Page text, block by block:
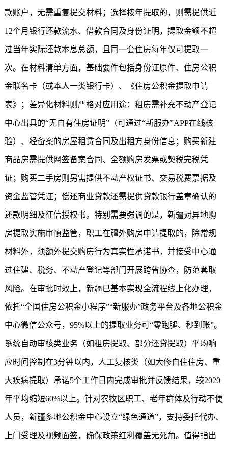
款账户，无需重复提交材料；选择按年提取的，则需提供近
12个月银行还款流水、借款合同及身份证明，提取金额不超
过当年实际还款本息总额，且同一套住房每年仅可提取一
次。在材料清单方面，基础要件包括身份证原件、住房公积
金联名卡（或本人一类银行卡）、《住房公积金提取申请
表》；差异化材料则严格对应用途：租房需补充不动产登记
中心出具的“无自有住房证明”（可通过“新服办”APP在线核
验）、经备案的房屋租赁合同及出租方身份信息；购买新建
商品房需提供网签备案合同、全额购房发票或契税完税凭
证；购买二手房则另需提供不动产权证书、交易税费票据及
资金监管凭证；偿还商业贷款还需提供贷款银行盖章确认的
还款明细及征信授权书。特别需要强调的是，新疆对异地购
房提取实施审慎监管，职工在疆外购房申请提取的，除常规
材料外，须额外提交购房行为真实性承诺书，并接受中心通
过住建、税务、不动产登记等部门开展跨省协查，防范套取
风险。在审批时效上，新疆已基本实现全流程线上化办理，
依托“全国住房公积金小程序”“新服办”政务平台及各地公积金
中心微信公众号，95%以上的提取业务可“零跑腿、秒到账”。
系统自动审核类业务（如租房提取、部分还贷提取）平均响
应时间控制在3分钟以内，人工复核类（如大修自住住房、重
大疾病提取）承诺5个工作日内完成审批并反馈结果，较2020
年平均缩短60%以上。针对农牧区职工、老年群体及行动不便
人员，新疆多地公积金中心设立“绿色通道”，支持委托代办、
上门受理及视频面签，确保政策红利覆盖无死角。值得指出